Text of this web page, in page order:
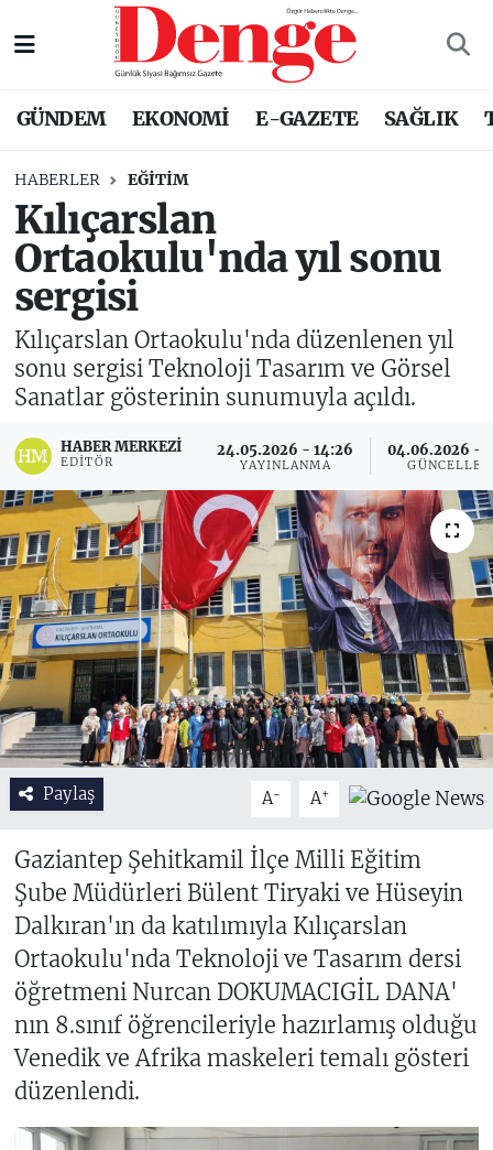
GÜNDEM EKONOMİ E-GAZETE SAĞLIK
HABERLER EĞITIM
Kılıçarslan
Ortaokulu'nda yıl sonu
sergisi
Kılıçarslan Ortaokulu'nda düzenlenen yıl
sonu sergisi Teknoloji Tasarım ve Görsel
Sanatlar gösterinin sunumuyla açıldı.
HABER MERKEZI
EDITÖR
24.05.2026 - 14:26
YAYINLANMA
04.06.2026 -
Paylaş A- A+
Gaziantep Şehitkamil İlçe Milli Eğitim
Şube Müdürleri Bülent Tiryaki ve Hüseyin
Dalkıran'ın da katılımıyla Kılıçarslan
Ortaokulu'nda Teknoloji ve Tasarım dersi
öğretmeni Nurcan DOKUMACIGİL DANA'
nın 8.sınıf öğrencileriyle hazırlamış olduğu
Venedik ve Afrika maskeleri temalı gösteri
düzenlendi.
Nöbetçi Eczaneler
Trafik Durumu
Süper Lig Puan Durumu ve Fikstür
Tüm Manşetler
Son Dakika Haberleri